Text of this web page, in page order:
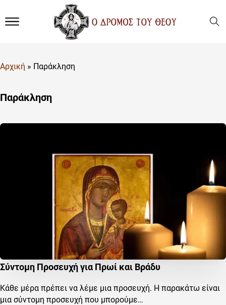
Αρχική » Παράκληση
Παράκληση
Σύντομη Προσευχή για Πρωί και Βράδυ
Κάθε μέρα πρέπει να λέμε μια προσευχή. Η παρακάτω είναι
μια σύντομη προσευχή που μπορούμε…